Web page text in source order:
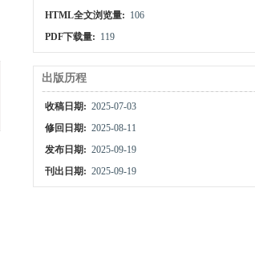
HTML全文浏览量: 106
PDF下载量: 119
出版历程
收稿日期: 2025-07-03
修回日期: 2025-08-11
发布日期: 2025-09-19
刊出日期: 2025-09-19